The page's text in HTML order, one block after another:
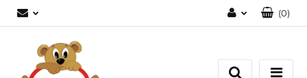
Zarejestruj się
(0)